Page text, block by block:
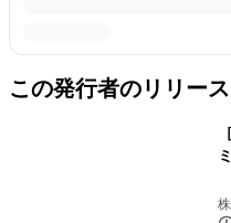
この発行者のリリース